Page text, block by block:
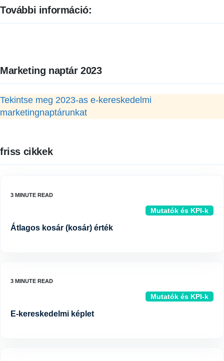
További információ:
Marketing naptár 2023
Tekintse meg 2023-as e-kereskedelmi
marketingnaptárunkat
friss cikkek
Mutatók és KPI-k
Átlagos kosár (kosár) érték
Mutatók és KPI-k
E-kereskedelmi képlet